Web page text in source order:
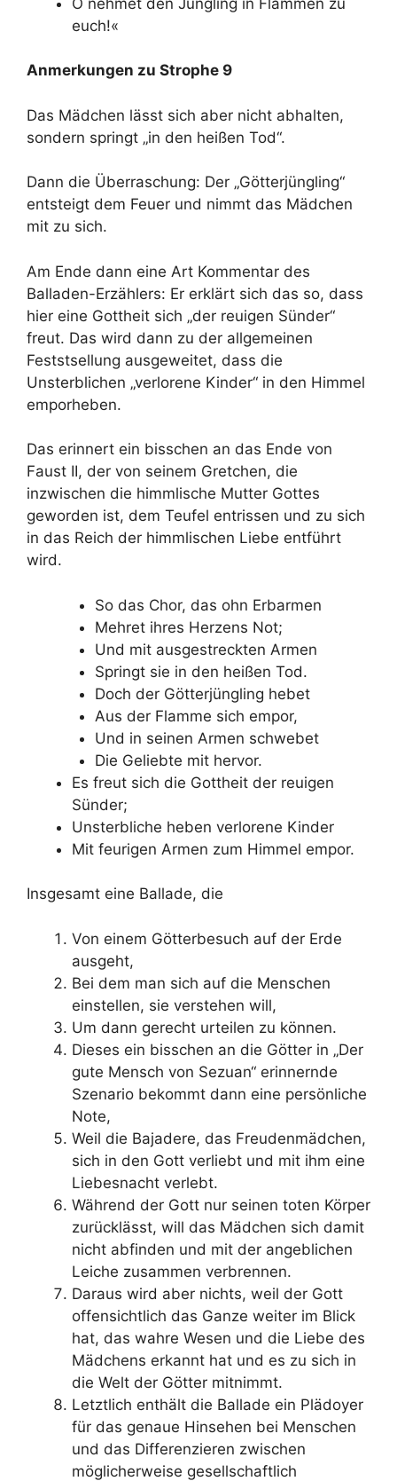
euch!«
Anmerkungen zu Strophe 9
Das Mädchen lässt sich aber nicht abhalten,
sondern springt „in den heißen Tod“.
Dann die Überraschung: Der „Götterjüngling“
entsteigt dem Feuer und nimmt das Mädchen
mit zu sich.
Am Ende dann eine Art Kommentar des
Balladen-Erzählers: Er erklärt sich das so, dass
hier eine Gottheit sich „der reuigen Sünder“
freut. Das wird dann zu der allgemeinen
Feststsellung ausgeweitet, dass die
Unsterblichen „verlorene Kinder“ in den Himmel
emporheben.
Das erinnert ein bisschen an das Ende von
Faust II, der von seinem Gretchen, die
inzwischen die himmlische Mutter Gottes
geworden ist, dem Teufel entrissen und zu sich
in das Reich der himmlischen Liebe entführt
wird.
So das Chor, das ohn Erbarmen
Mehret ihres Herzens Not;
Und mit ausgestreckten Armen
Springt sie in den heißen Tod.
Doch der Götterjüngling hebet
Aus der Flamme sich empor,
Und in seinen Armen schwebet
Die Geliebte mit hervor.
Es freut sich die Gottheit der reuigen
Sünder;
Unsterbliche heben verlorene Kinder
Mit feurigen Armen zum Himmel empor.
Insgesamt eine Ballade, die
Von einem Götterbesuch auf der Erde
ausgeht,
Bei dem man sich auf die Menschen
einstellen, sie verstehen will,
Um dann gerecht urteilen zu können.
Dieses ein bisschen an die Götter in „Der
gute Mensch von Sezuan“ erinnernde
Szenario bekommt dann eine persönliche
Note,
Weil die Bajadere, das Freudenmädchen,
sich in den Gott verliebt und mit ihm eine
Liebesnacht verlebt.
Während der Gott nur seinen toten Körper
zurücklässt, will das Mädchen sich damit
nicht abfinden und mit der angeblichen
Leiche zusammen verbrennen.
Daraus wird aber nichts, weil der Gott
offensichtlich das Ganze weiter im Blick
hat, das wahre Wesen und die Liebe des
Mädchens erkannt hat und es zu sich in
die Welt der Götter mitnimmt.
Letztlich enthält die Ballade ein Plädoyer
für das genaue Hinsehen bei Menschen
und das Differenzieren zwischen
möglicherweise gesellschaftlich